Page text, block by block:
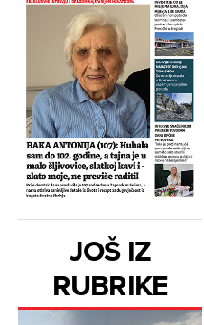
JOŠ IZ
RUBRIKE